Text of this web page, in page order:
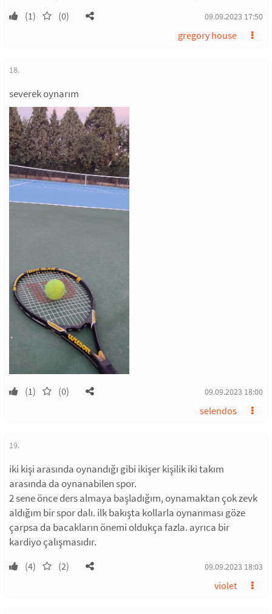
(1) (0) 09.09.2023 17:50
gregory house
18.
severek oynarım
(1) (0) 09.09.2023 18:00
selendos
19.
iki kişi arasında oynandığı gibi ikişer kişilik iki takım
arasında da oynanabilen spor.
2 sene önce ders almaya başladığım, oynamaktan çok zevk
aldığım bir spor dalı. ilk bakışta kollarla oynanması göze
çarpsa da bacakların önemi oldukça fazla. ayrıca bir
kardiyo çalışmasıdır.
(4) (2) 09.09.2023 18:03
violet